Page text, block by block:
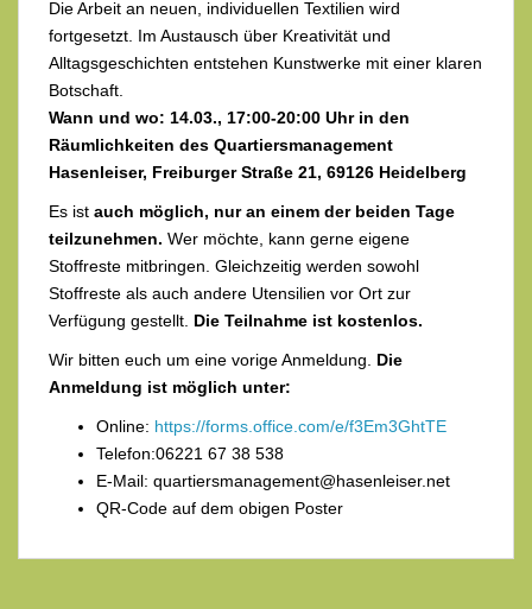
Die Arbeit an neuen, individuellen Textilien wird
fortgesetzt. Im Austausch über Kreativität und
Alltagsgeschichten entstehen Kunstwerke mit einer klaren
Botschaft.
Wann und wo: 14.03., 17:00-20:00 Uhr in den
Räumlichkeiten des Quartiersmanagement
Hasenleiser, Freiburger Straße 21, 69126 Heidelberg
Es ist auch möglich, nur an einem der beiden Tage
teilzunehmen. Wer möchte, kann gerne eigene
Stoffreste mitbringen. Gleichzeitig werden sowohl
Stoffreste als auch andere Utensilien vor Ort zur
Verfügung gestellt. Die Teilnahme ist kostenlos.
Wir bitten euch um eine vorige Anmeldung. Die
Anmeldung ist möglich unter:
Online: https://forms.office.com/e/f3Em3GhtTE
Telefon:06221 67 38 538
E-Mail: quartiersmanagement@hasenleiser.net
QR-Code auf dem obigen Poster